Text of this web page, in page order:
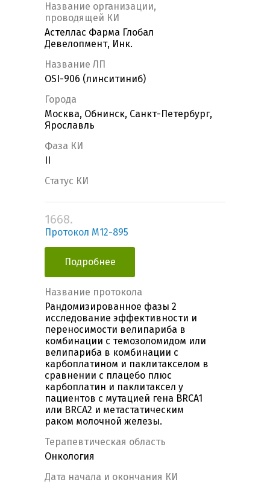
Название организации,
проводящей КИ
Астеллас Фарма Глобал
Девелопмент, Инк.
Название ЛП
OSI-906 (линситиниб)
Города
Москва, Обнинск, Санкт-Петербург,
Ярославль
Фаза КИ
Статус КИ
1668.
Протокол М12-895
Подробнее
Название протокола
Рандомизированное фазы 2
исследование эффективности и
переносимости велипариба в
комбинации с темозоломидом или
велипариба в комбинации с
карбоплатином и паклитакселом в
сравнении с плацебо плюс
карбоплатин и паклитаксел у
пациентов с мутацией гена BRCA1
или BRCA2 и метастатическим
раком молочной железы.
Терапевтическая область
Онкология
Дата начала и окончания КИ